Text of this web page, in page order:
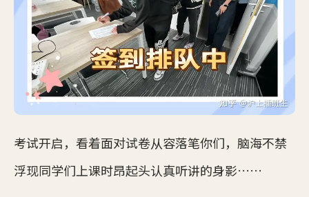
考试开启，看着面对试卷从容落笔你们，脑海不禁
浮现同学们上课时昂起头认真听讲的身影……